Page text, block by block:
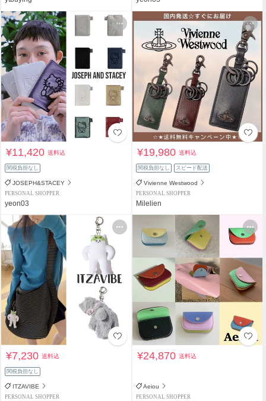
¥11,420送料込
関税負担なし
JOSEPH&STACEY
PERSONAL SHOPPER
yeon03
¥19,980送料込
関税負担なし スピード配送
Vivienne Westwood
PERSONAL SHOPPER
Milelien
¥7,230送料込
関税負担なし
ITZAVIBE
PERSONAL SHOPPER
¥24,870送料込
Aeiou
PERSONAL SHOPPER